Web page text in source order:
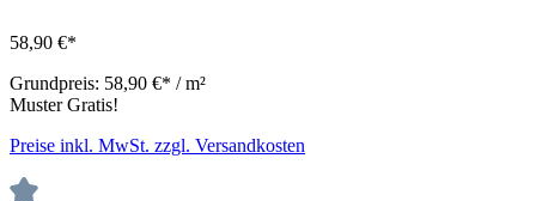
58,90 €*
Grundpreis: 58,90 €* / m²
Muster Gratis!
Preise inkl. MwSt. zzgl. Versandkosten